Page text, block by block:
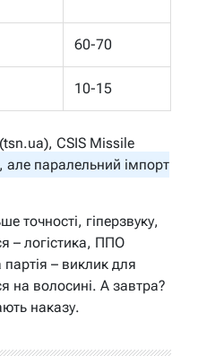
60-70
10-15
CSIS Missile
але паралельний імпорт
точності, гіперзвуку,
– логістика, ППО
– виклик для
на волосині. А завтра?
наказу.